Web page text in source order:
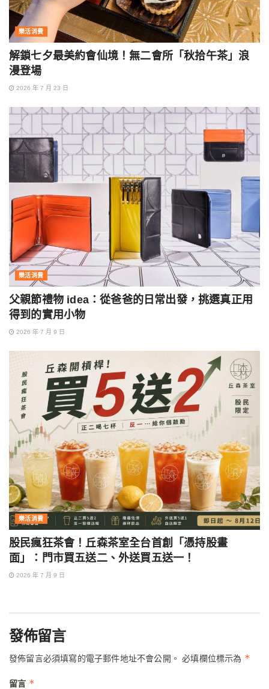
樂活消費
解鎖七夕最美約會仙境！無二會所「秋拾午茶」浪
漫登場
2026 年 7 月 23 日
樂活消費
父親節禮物 idea：從爸爸的日常出發，挑選真正用
得到的實用小物
2026 年 7 月 9 日
樂活消費
股民瘋狂茶會！丘森茶室全台首創「憑持股畫
面」：門市買五送二、外送買五送一！
2026 年 7 月 9 日
發佈留言
發佈留言必須填寫的電子郵件地址不會公開。 必填欄位標示為 *
留言 *